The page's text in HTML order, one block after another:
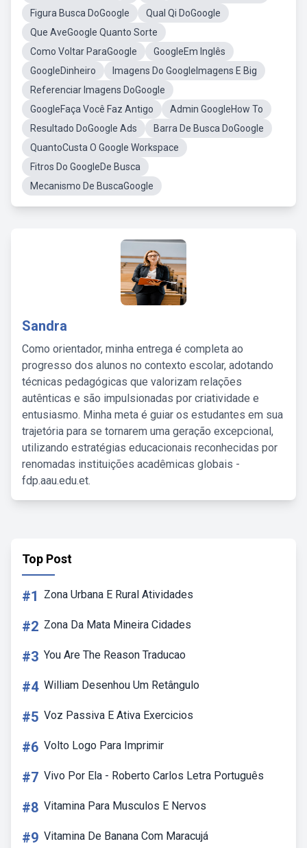
Figura Busca DoGoogle
Qual Qi DoGoogle
Que AveGoogle Quanto Sorte
Como Voltar ParaGoogle
GoogleEm Inglês
GoogleDinheiro
Imagens Do GoogleImagens E Big
Referenciar Imagens DoGoogle
GoogleFaça Você Faz Antigo
Admin GoogleHow To
Resultado DoGoogle Ads
Barra De Busca DoGoogle
QuantoCusta O Google Workspace
Fitros Do GoogleDe Busca
Mecanismo De BuscaGoogle
Sandra
Como orientador, minha entrega é completa ao
progresso dos alunos no contexto escolar, adotando
técnicas pedagógicas que valorizam relações
autênticas e são impulsionadas por criatividade e
entusiasmo. Minha meta é guiar os estudantes em sua
trajetória para se tornarem uma geração excepcional,
utilizando estratégias educacionais reconhecidas por
renomadas instituições acadêmicas globais -
fdp.aau.edu.et.
Top Post
#1 Zona Urbana E Rural Atividades
#2 Zona Da Mata Mineira Cidades
#3 You Are The Reason Traducao
#4 William Desenhou Um Retângulo
#5 Voz Passiva E Ativa Exercicios
#6 Volto Logo Para Imprimir
#7 Vivo Por Ela - Roberto Carlos Letra Português
#8 Vitamina Para Musculos E Nervos
#9 Vitamina De Banana Com Maracujá